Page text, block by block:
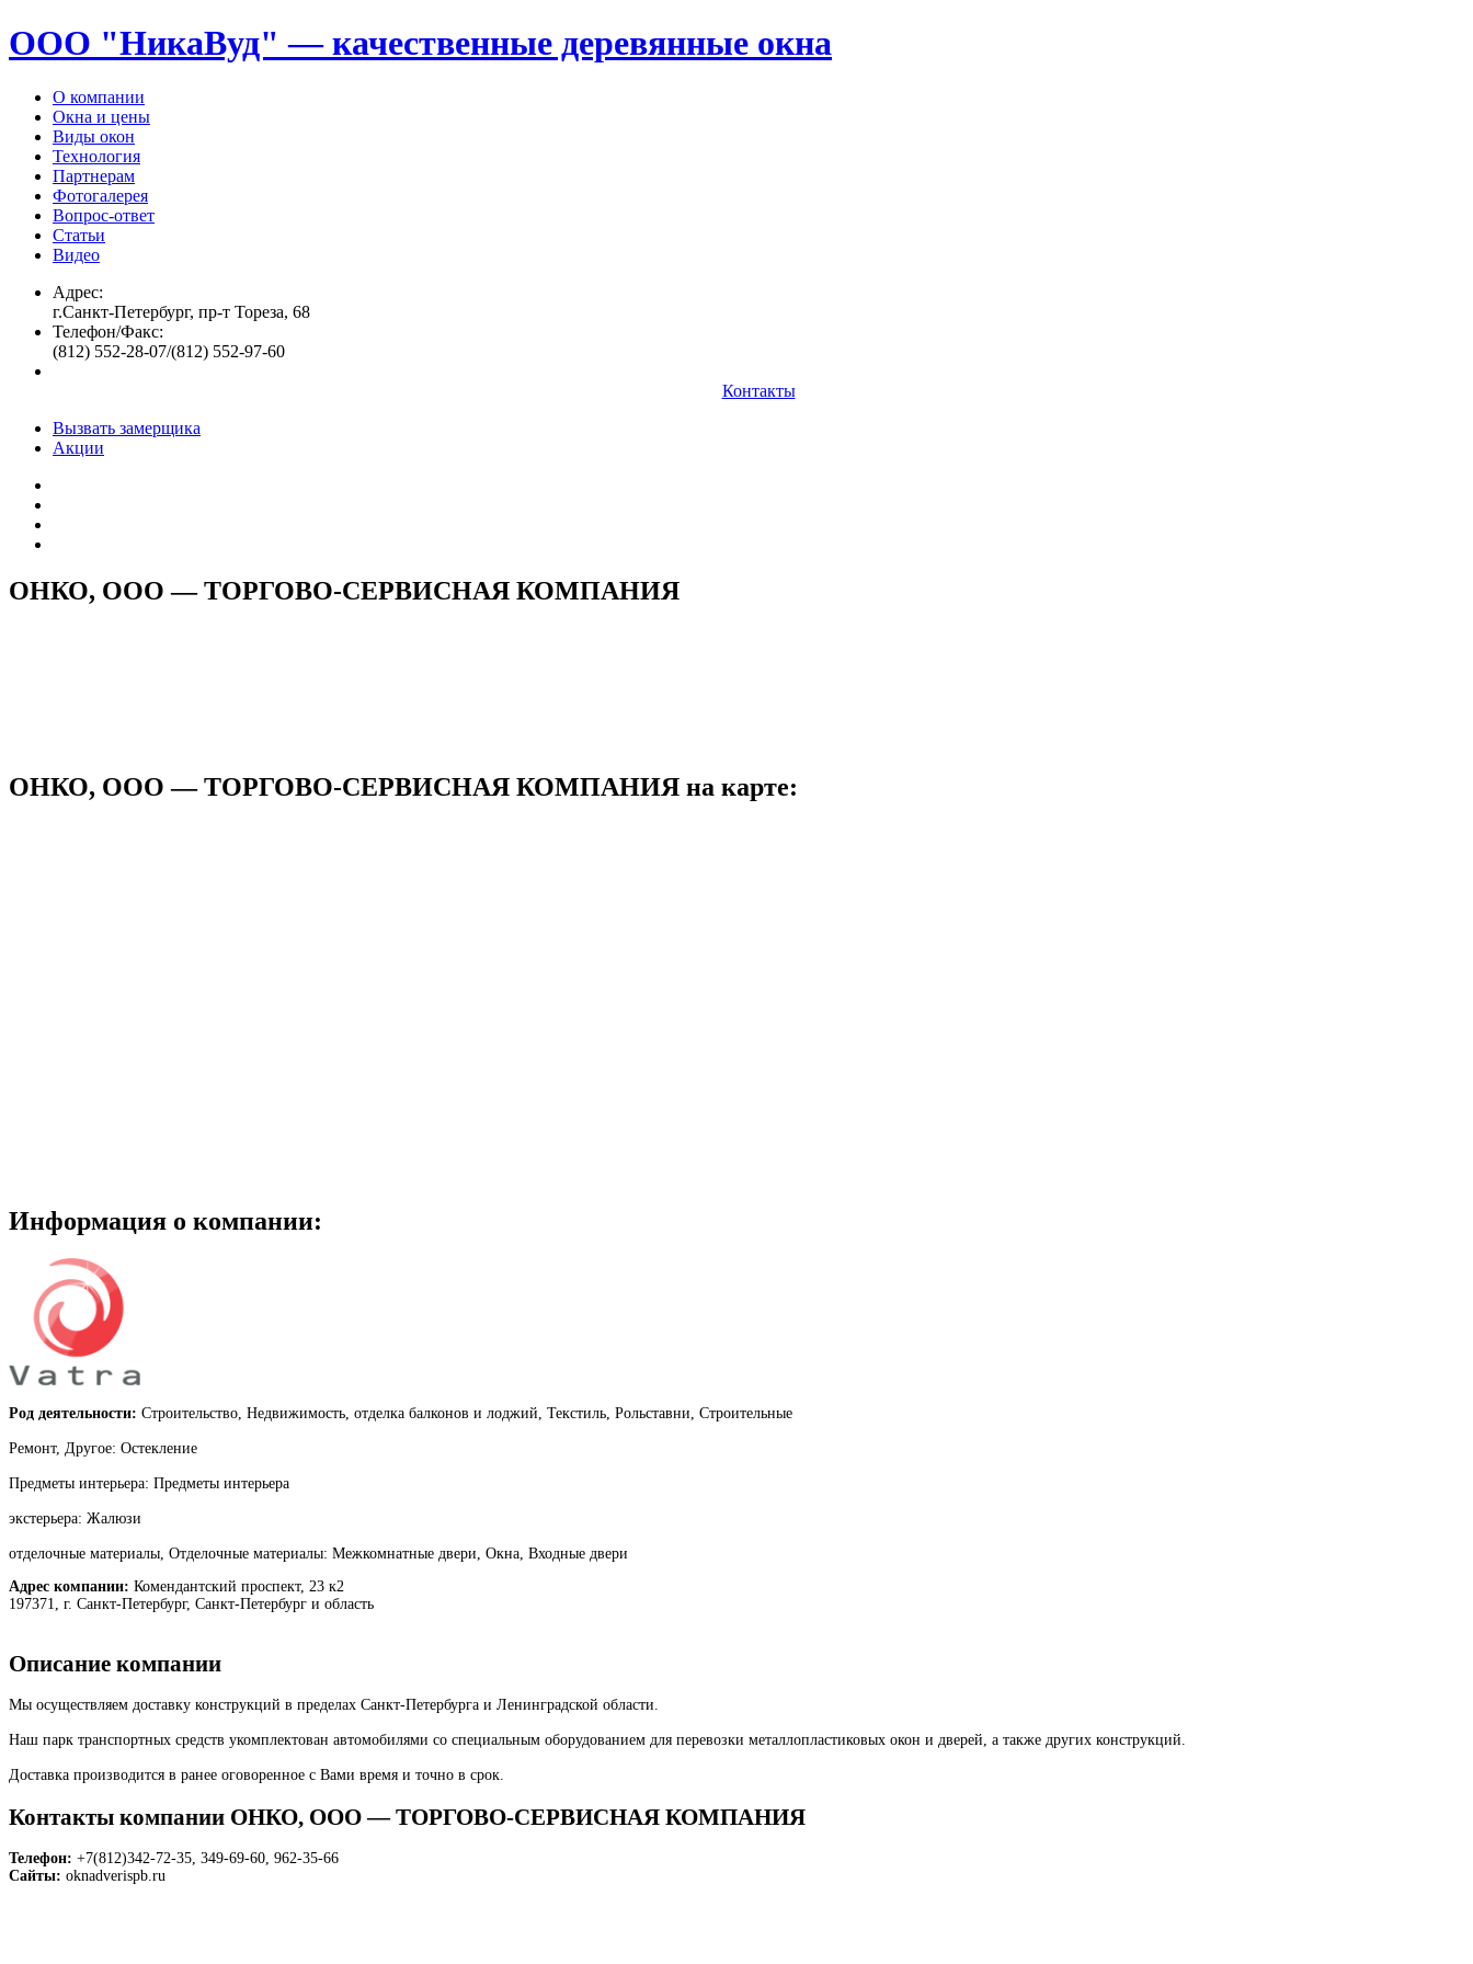
ООО "НикаВуд" — качественные деревянные окна
О компании
Окна и цены
Виды окон
Технология
Партнерам
Фотогалерея
Вопрос-ответ
Статьи
Видео
Адрес:
г.Санкт-Петербург, пр-т Тореза, 68
Телефон/Факс:
(812) 552-28-07/(812) 552-97-60
Контакты
Вызвать замерщика
Акции
ОНКО, ООО — ТОРГОВО-СЕРВИСНАЯ КОМПАНИЯ
ОНКО, ООО — ТОРГОВО-СЕРВИСНАЯ КОМПАНИЯ на карте:
Информация о компании:
Род деятельности: Строительство, Недвижимость, отделка балконов и лоджий, Текстиль, Рольставни, Строительные
Ремонт, Другое: Остекление
Предметы интерьера: Предметы интерьера
экстерьера: Жалюзи
отделочные материалы, Отделочные материалы: Межкомнатные двери, Окна, Входные двери
Адрес компании: Комендантский проспект, 23 к2
197371, г. Санкт-Петербург, Санкт-Петербург и область
Описание компании
Мы осуществляем доставку конструкций в пределах Санкт-Петербурга и Ленинградской области.
Наш парк транспортных средств укомплектован автомобилями со специальным оборудованием для перевозки металлопластиковых окон и дверей, а также других конструкций.
Доставка производится в ранее оговоренное с Вами время и точно в срок.
Контакты компании ОНКО, ООО — ТОРГОВО-СЕРВИСНАЯ КОМПАНИЯ
Телефон: +7(812)342-72-35, 349-69-60, 962-35-66
Сайты: oknadverispb.ru